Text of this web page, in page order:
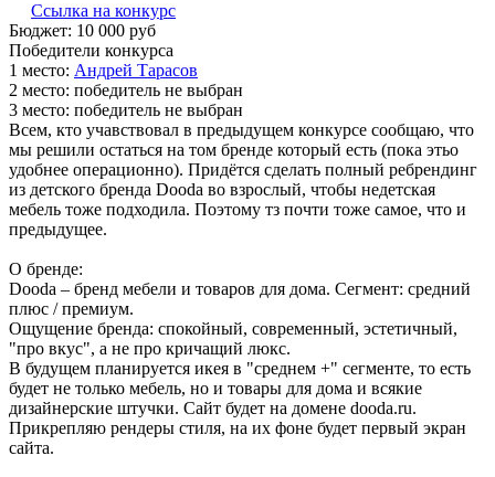
Ссылка на конкурс
Бюджет: 10 000 руб
Победители конкурса
1 место: Ан­дрей Та­расов
2 место: победитель не выбран
3 место: победитель не выбран
Всем, кто учавствовал в предыдущем конкурсе сообщаю, что
мы решили остаться на том бренде который есть (пока этьо
удобнее операционно). Придётся сделать полный ребрендинг
из детского бренда Dooda во взрослый, чтобы недетская
мебель тоже подходила. Поэтому тз почти тоже самое, что и
предыдущее.
О бренде:
Dooda – бренд мебели и товаров для дома. Сегмент: средний
плюс / премиум.
Ощущение бренда: спокойный, современный, эстетичный,
"про вкус", а не про кричащий люкс.
В будущем планируется икея в "среднем +" сегменте, то есть
будет не только мебель, но и товары для дома и всякие
дизайнерские штучки. Сайт будет на домене dooda.ru.
Прикрепляю рендеры стиля, на их фоне будет первый экран
сайта.